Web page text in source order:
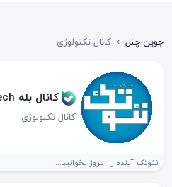
جوین چنل › کانال تکنولوژی
کانال بله NeoTech
کانال تکنولوژی
نئوتک آینده را امروز بخوانید...